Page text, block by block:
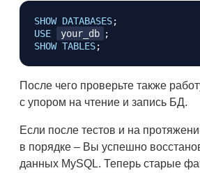
SHOW DATABASES;
USE
your_db ;
SHOW TABLES;
После чего проверьте также
с упором на чтение и запись БД.
Если после тестов и на
в порядке – Вы успешно
данных MySQL. Теперь старые